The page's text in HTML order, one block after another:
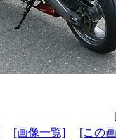
[画像一覧] [この